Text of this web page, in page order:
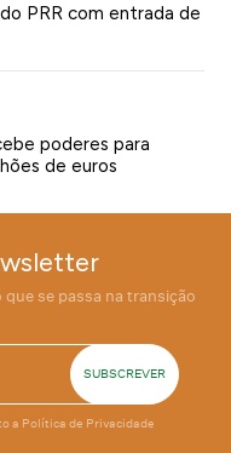
PRR com entrada de
poderes para
de euros
se passa na transição
a Política de Privacidade